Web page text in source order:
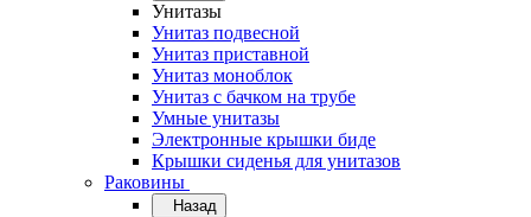
Унитазы
Унитаз подвесной
Унитаз приставной
Унитаз моноблок
Унитаз с бачком на трубе
Умные унитазы
Электронные крышки биде
Крышки сиденья для унитазов
Раковины
Назад